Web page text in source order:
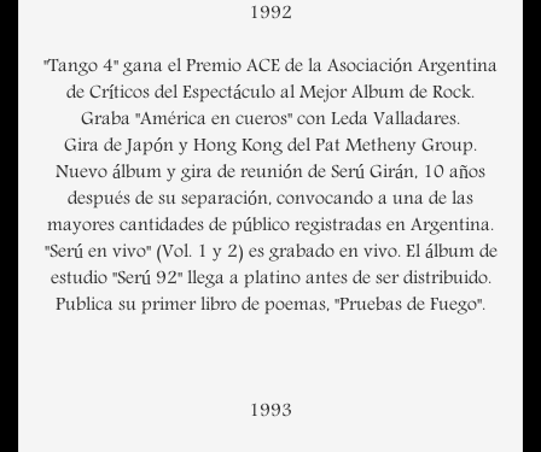
1992
"Tango 4" gana el Premio ACE de la Asociación Argentina
de Críticos del Espectáculo al Mejor Album de Rock.
Graba "América en cueros" con Leda Valladares.
Gira de Japón y Hong Kong del Pat Metheny Group.
Nuevo álbum y gira de reunión de Serú Girán, 10 años
después de su separación, convocando a una de las
mayores cantidades de público registradas en Argentina.
"Serú en vivo" (Vol. 1 y 2) es grabado en vivo. El álbum de
estudio "Serú 92" llega a platino antes de ser distribuido.
Publica su primer libro de poemas, "Pruebas de Fuego".
1993